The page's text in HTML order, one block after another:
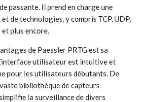
passante. Il prend en charge une
de technologies, y compris TCP, UDP,
et plus encore.
de Paessler PRTG est sa
utilisateur est intuitive et
pour les utilisateurs débutants. De
bibliothèque de capteurs
la surveillance de divers